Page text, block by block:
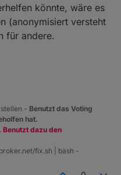
könnte, wäre es
(anonymisiert versteht
für andere.
- Benutzt das Voting
hat.
Benutzt dazu den
fix.sh | bash -